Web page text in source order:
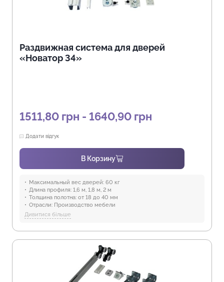
Раздвижная система для дверей
«Новатор 34»
1511,80 грн - 1640,90 грн
Додати відгук
В Корзину
Максимальный вес дверей: 60 кг
Длина профиля: 1,6 м, 1,8 м, 2 м
Толщина полотна: от 18 до 40 мм
Отрасли: Производство мебели
Предназначение:
Защита от воды:
Дивитися більше